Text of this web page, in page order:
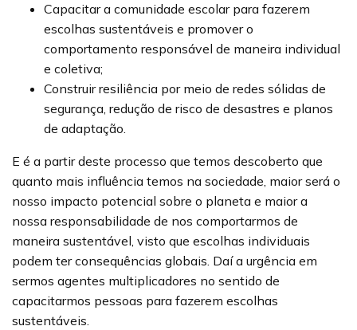
Capacitar a comunidade escolar para fazerem
escolhas sustentáveis e promover o
comportamento responsável de maneira individual
e coletiva;
Construir resiliência por meio de redes sólidas de
segurança, redução de risco de desastres e planos
de adaptação.
E é a partir deste processo que temos descoberto que
quanto mais influência temos na sociedade, maior será o
nosso impacto potencial sobre o planeta e maior a
nossa responsabilidade de nos comportarmos de
maneira sustentável, visto que escolhas individuais
podem ter consequências globais. Daí a urgência em
sermos agentes multiplicadores no sentido de
capacitarmos pessoas para fazerem escolhas
sustentáveis.